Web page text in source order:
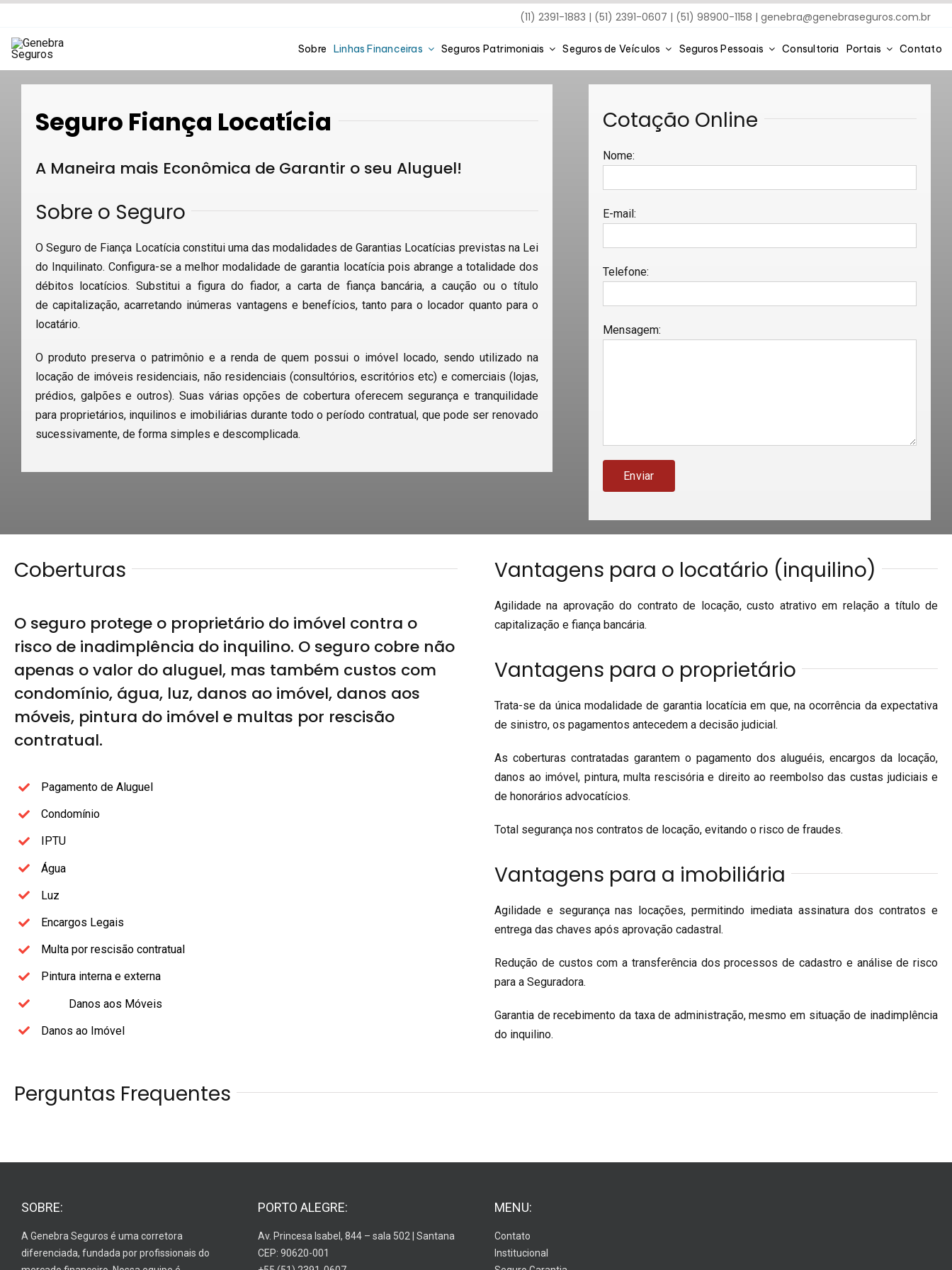
(11) 2391-1883 | (51) 2391-0607 | (51) 98900-1158 |genebra@genebraseguros.com.br
Sobre Linhas Financeiras Seguros Patrimoniais Seguros de Veículos Seguros Pessoais Consultoria Portais Contato
Seguro Fiança Locatícia
A Maneira mais Econômica de Garantir o seu Aluguel!
Sobre o Seguro
O Seguro de Fiança Locatícia constitui uma das modalidades de Garantias Locatícias previstas na Lei
do Inquilinato. Configura-se a melhor modalidade de garantia locatícia pois abrange a totalidade dos
débitos locatícios. Substitui a figura do fiador, a carta de fiança bancária, a caução ou o título
de capitalização, acarretando inúmeras vantagens e benefícios, tanto para o locador quanto para o
locatário.
O produto preserva o patrimônio e a renda de quem possui o imóvel locado, sendo utilizado na
locação de imóveis residenciais, não residenciais (consultórios, escritórios etc) e comerciais (lojas,
prédios, galpões e outros). Suas várias opções de cobertura oferecem segurança e tranquilidade
para proprietários, inquilinos e imobiliárias durante todo o período contratual, que pode ser renovado
sucessivamente, de forma simples e descomplicada.
Cotação Online
Nome:
E-mail:
Telefone:
Mensagem:
Coberturas
O seguro protege o proprietário do imóvel contra o
risco de inadimplência do inquilino. O seguro cobre não
apenas o valor do aluguel, mas também custos com
condomínio, água, luz, danos ao imóvel, danos aos
móveis, pintura do imóvel e multas por rescisão
contratual.
Pagamento de Aluguel
Condomínio
IPTU
Água
Luz
Encargos Legais
Multa por rescisão contratual
Pintura interna e externa
Danos aos Móveis
Danos ao Imóvel
Vantagens para o locatário (inquilino)
Agilidade na aprovação do contrato de locação, custo atrativo em relação a título de
capitalização e fiança bancária.
Vantagens para o proprietário
Trata-se da única modalidade de garantia locatícia em que, na ocorrência da expectativa
de sinistro, os pagamentos antecedem a decisão judicial.
As coberturas contratadas garantem o pagamento dos aluguéis, encargos da locação,
danos ao imóvel, pintura, multa rescisória e direito ao reembolso das custas judiciais e
de honorários advocatícios.
Total segurança nos contratos de locação, evitando o risco de fraudes.
Vantagens para a imobiliária
Agilidade e segurança nas locações, permitindo imediata assinatura dos contratos e
entrega das chaves após aprovação cadastral.
Redução de custos com a transferência dos processos de cadastro e análise de risco
para a Seguradora.
Garantia de recebimento da taxa de administração, mesmo em situação de inadimplência
do inquilino.
Perguntas Frequentes
SOBRE:
A Genebra Seguros é uma corretora
diferenciada, fundada por profissionais do
PORTO ALEGRE:
Av. Princesa Isabel, 844 – sala 502 | Santana
CEP: 90620-001
MENU:
Contato
Institucional